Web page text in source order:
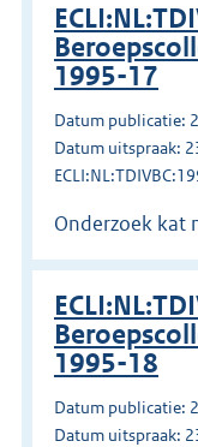
1995-17
Datum publicatie:
Datum uitspraak:
Onderzoek kat
1995-18
Datum publicatie:
Datum uitspraak: